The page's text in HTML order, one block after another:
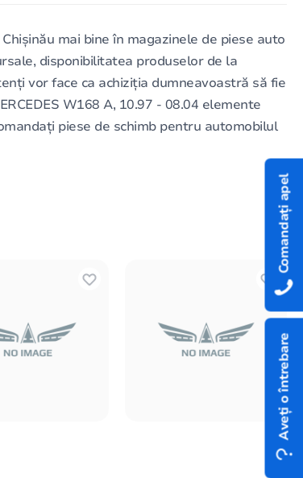
mai bine în magazinele de piese auto
disponibilitatea produselor de la
vor face ca achiziția dumneavoastră să fie
W168 A, 10.97 - 08.04 elemente
piese de schimb pentru automobilul
Aveți o întrebare
Comandați apel